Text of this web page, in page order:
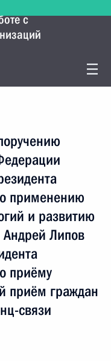
с
применению
и развитию
Андрей Липов
приёму
приём граждан
связи